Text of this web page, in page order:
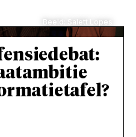
Beeld: Salett Lopes